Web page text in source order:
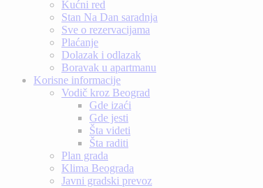
Kućni red
Stan Na Dan saradnja
Sve o rezervacijama
Plaćanje
Dolazak i odlazak
Boravak u apartmanu
Korisne informacije
Vodič kroz Beograd
Gde izaći
Gde jesti
Šta videti
Šta raditi
Plan grada
Klima Beograda
Javni gradski prevoz